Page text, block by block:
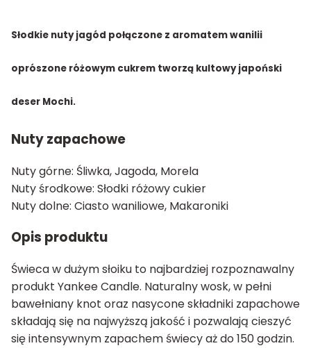
Słodkie nuty jagód połączone z aromatem wanilii
oprószone różowym cukrem tworzą kultowy japoński
deser Mochi.
Nuty zapachowe
Nuty górne: Śliwka, Jagoda, Morela
Nuty środkowe: Słodki różowy cukier
Nuty dolne: Ciasto waniliowe, Makaroniki
Opis produktu
Świeca w dużym słoiku to najbardziej rozpoznawalny
produkt Yankee Candle. Naturalny wosk, w pełni
bawełniany knot oraz nasycone składniki zapachowe
składają się na najwyższą jakość i pozwalają cieszyć
się intensywnym zapachem świecy aż do 150 godzin.